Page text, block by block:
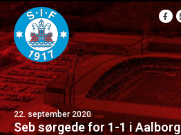
22. september 2020
Seb sørgede for 1-1 i Aalborg